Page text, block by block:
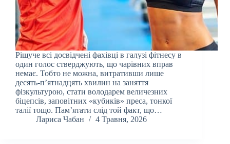
Рішуче всі досвідчені фахівці в галузі фітнесу в
один голос стверджують, що чарівних вправ
немає. Тобто не можна, витративши лише
десять-п’ятнадцять хвилин на заняття
фізкультурою, стати володарем величезних
біцепсів, заповітних «кубиків» преса, тонкої
талії тощо. Пам’ятати слід той факт, що…
Лариса Чабан
4 Травня, 2026